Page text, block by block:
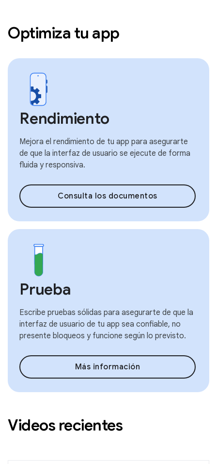
Optimiza tu app
Rendimiento
Mejora el rendimiento de tu app para asegurarte
de que la interfaz de usuario se ejecute de forma
fluida y responsiva.
Consulta los documentos
Prueba
Escribe pruebas sólidas para asegurarte de que la
interfaz de usuario de tu app sea confiable, no
presente bloqueos y funcione según lo previsto.
Más información
Videos recientes